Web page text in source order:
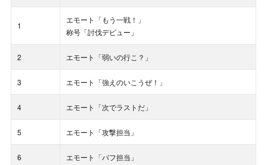
1
エモート「もう一戦！」
称号「討伐デビュー」
2 エモート「弱いの行こ？」
3 エモート「強えのいこうぜ！」
4 エモート「次でラストだ」
5 エモート「攻撃担当」
6 エモート「バフ担当」